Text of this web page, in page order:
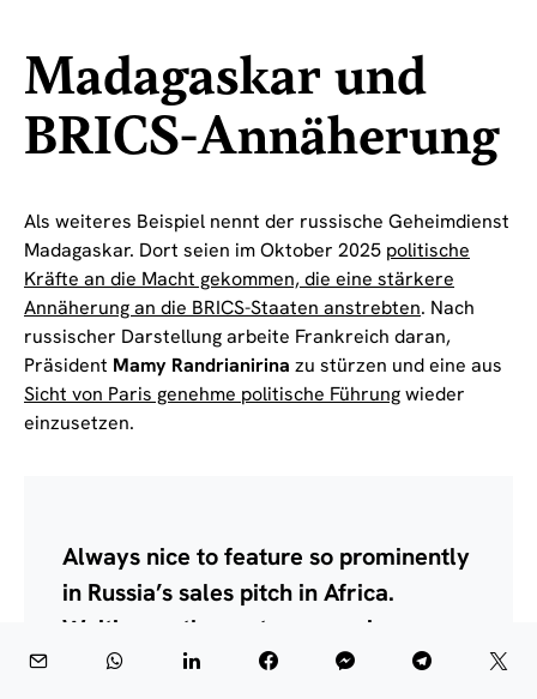
Madagaskar und
BRICS-Annäherung
Als weiteres Beispiel nennt der russische Geheimdienst
Madagaskar. Dort seien im Oktober 2025 politische
Kräfte an die Macht gekommen, die eine stärkere
Annäherung an die BRICS-Staaten anstrebten. Nach
russischer Darstellung arbeite Frankreich daran,
Präsident Mamy Randrianirina zu stürzen und eine aus
Sicht von Paris genehme politische Führungwieder
einzusetzen.
Always nice to feature so prominently
in Russia’s sales pitch in Africa.
Waiting on the customer reviews.
Syria, Venezuela, Iran — any